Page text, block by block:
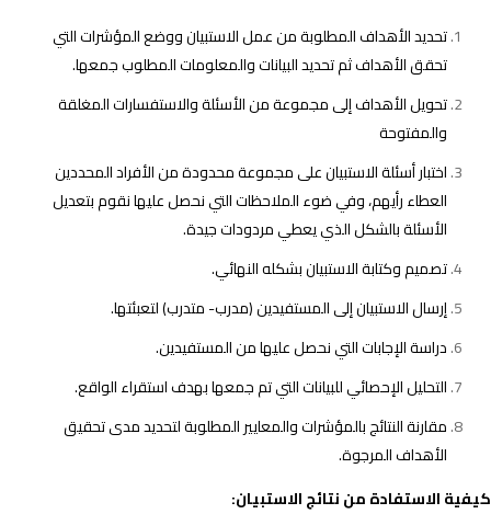
تحديد الأهداف المطلوبة من عمل الاستبيان ووضع المؤشرات التي
تحقق الأهداف ثم تحديد البيانات والمعلومات المطلوب جمعها.
تحويل الأهداف إلى مجموعة من الأسئلة والاستفسارات المغلقة
والمفتوحة
اختبار أسئلة الاستبيان على مجموعة محدودة من الأفراد المحددين
العطاء رأيهم، وفي ضوء الملاحظات التي نحصل عليها نقوم بتعديل
الأسئلة بالشكل الذي يعطي مردودات جيدة.
تصميم وكتابة الاستبيان بشكله النهائي.
إرسال الاستبيان إلى المستفيدين (مدرب- متدرب) لتعبئتها.
دراسة الإجابات التي نحصل عليها من المستفيدين.
التحليل الإحصائي للبيانات التي تم جمعها بهدف استقراء الواقع.
مقارنة النتائج بالمؤشرات والمعايير المطلوبة لتحديد مدى تحقيق
الأهداف المرجوة.
كيفية الاستفادة من نتائج الاستبيان: